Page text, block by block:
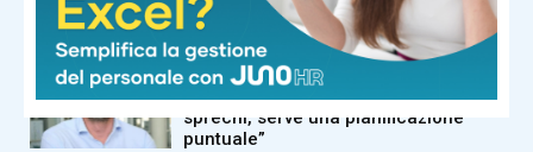
dalla Toscana
Sanità, duro attacco di Tomasi a
Giani: “Confonde i tagli con gli
sprechi, serve una pianificazione
puntuale”